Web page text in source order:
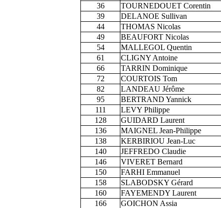
36
TOURNEDOUET Corentin
39
DELANOE Sullivan
44
THOMAS Nicolas
49
BEAUFORT Nicolas
54
MALLEGOL Quentin
61
CLIGNY Antoine
66
TARRIN Dominique
72
COURTOIS Tom
82
LANDEAU Jérôme
95
BERTRAND Yannick
111
LEVY Philippe
128
GUIDARD Laurent
136
MAIGNEL Jean-Philippe
138
KERBIRIOU Jean-Luc
140
JEFFREDO Claudie
146
VIVERET Bernard
150
FARHI Emmanuel
158
SLABODSKY Gérard
160
FAYEMENDY Laurent
166
GOICHON Assia